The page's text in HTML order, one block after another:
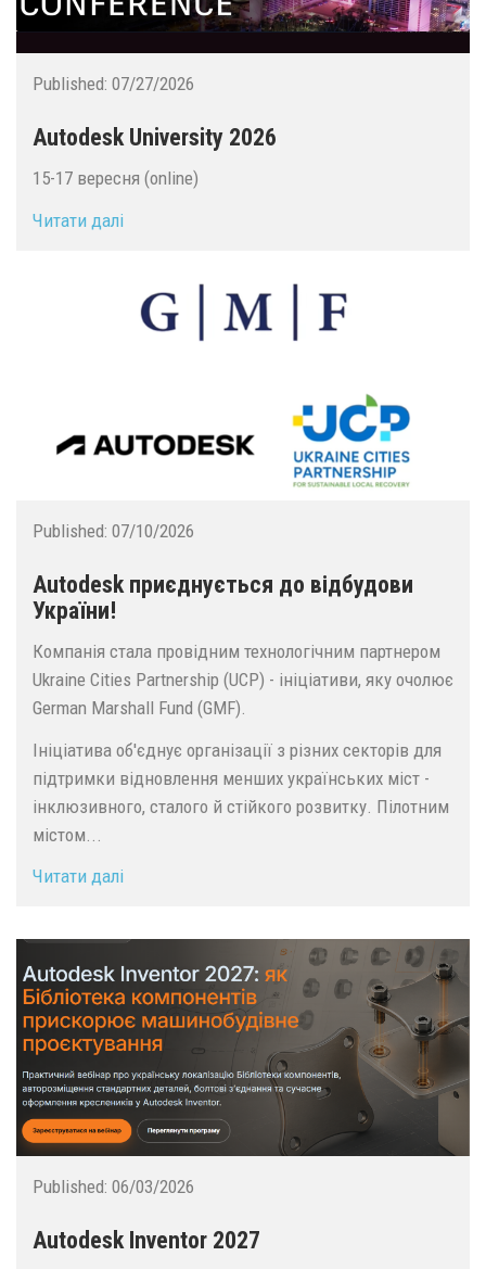
Published: 07/27/2026
Autodesk University 2026
15-17 вересня (online)
Читати далі
Published: 07/10/2026
Autodesk приєднується до відбудови
України!
Компанія стала провідним технологічним партнером
Ukraine Cities Partnership (UCP) - ініціативи, яку очолює
German Marshall Fund (GMF).
Ініціатива об'єднує організації з різних секторів для
підтримки відновлення менших українських міст -
інклюзивного, сталого й стійкого розвитку. Пілотним
містом...
Читати далі
Published: 06/03/2026
Autodesk Inventor 2027